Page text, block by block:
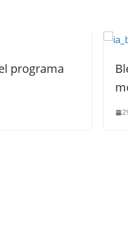
Blender con
modelamiento de